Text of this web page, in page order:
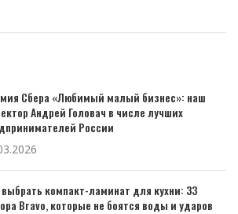
Сбера «Любимый малый бизнес»: наш
Андрей Головач в числе лучших
России
компакт-ламинат для кухни: 33
Bravo, которые не боятся воды и ударов